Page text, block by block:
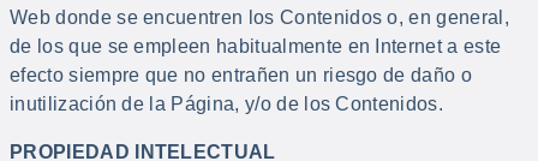
Web donde se encuentren los Contenidos o, en general,
de los que se empleen habitualmente en Internet a este
efecto siempre que no entrañen un riesgo de daño o
inutilización de la Página, y/o de los Contenidos.
PROPIEDAD INTELECTUAL